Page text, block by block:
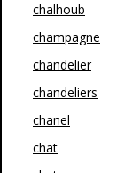
chalhoub
champagne
chandelier
chandeliers
chanel
chat